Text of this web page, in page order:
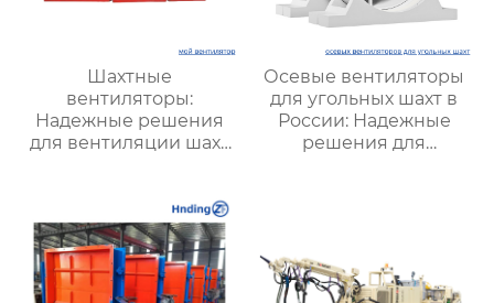
Шахтные
вентиляторы:
Надежные решения
для вентиляции шахт
Осевые вентиляторы
для угольных шахт в
России: Надежные
решения для